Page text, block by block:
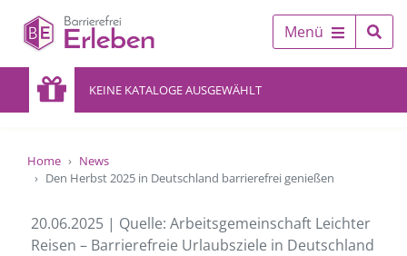
Menü
KEINE KATALOGE AUSGEWÄHLT
Home
News
Den Herbst 2025 in Deutschland barrierefrei genießen
20.06.2025 | Quelle: Arbeitsgemeinschaft Leichter
Reisen – Barrierefreie Urlaubsziele in Deutschland